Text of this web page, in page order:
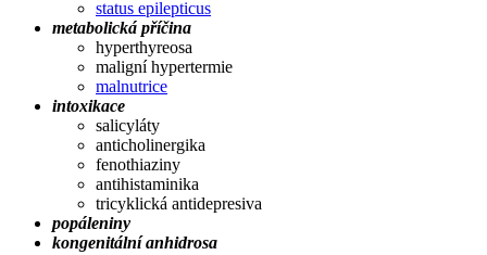
status epilepticus
metabolická příčina
hyperthyreosa
maligní hypertermie
malnutrice
intoxikace
salicyláty
anticholinergika
fenothiaziny
antihistaminika
tricyklická antidepresiva
popáleniny
kongenitální anhidrosa